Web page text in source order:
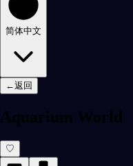
简体中文
←返回
Aquarium World
♡